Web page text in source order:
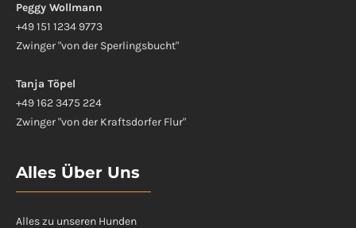
Peggy Wollmann
+49 151 1234 9773
Zwinger "von der Sperlingsbucht"
Tanja Töpel
+49 162 3475 224
Zwinger "von der Kraftsdorfer Flur"
Alles Über Uns
Alles zu unseren Hunden